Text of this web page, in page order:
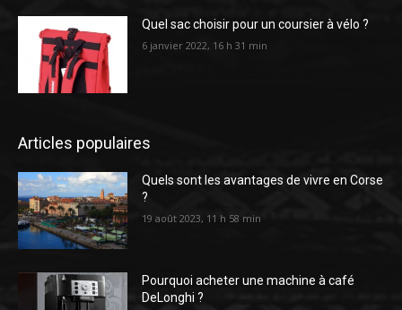
Quel sac choisir pour un coursier à vélo ?
6 janvier 2022, 16 h 31 min
Articles populaires
Quels sont les avantages de vivre en Corse
?
19 août 2023, 11 h 58 min
Pourquoi acheter une machine à café
DeLonghi ?